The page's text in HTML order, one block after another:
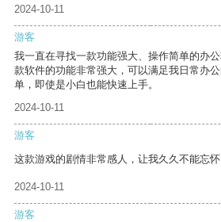
2024-10-11
游客
我一直在寻找一款功能强大、操作简单的办
款软件的功能非常强大，可以满足我日常办
单，即使是小白也能快速上手。
2024-10-11
游客
这款游戏的剧情非常感人，让我久久不能忘怀
2024-10-11
游客